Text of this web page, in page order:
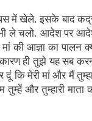
में खेले. इसके बाद
भी ले चलो. आदेश पर
की आज्ञा का पालन
कारण ही तुझे यह सब
कि मेरी मां और मैं
और तुम्हारी माता